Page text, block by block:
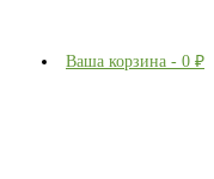
Ваша корзина - 0 ₽